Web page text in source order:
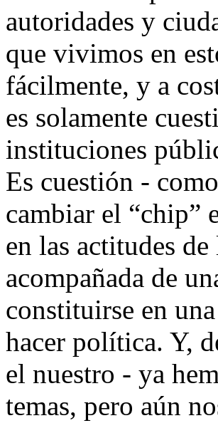
autoridades y
que vivimos en
fácilmente, y a
es solamente
instituciones
Es cuestión -
cambiar el “chip”
en las actitudes
acompañada de
constituirse en
hacer política. Y,
el nuestro - ya
temas, pero aún